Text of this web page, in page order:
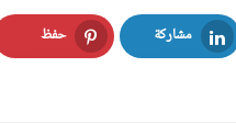
مشاركة
LinkedIn
حفظ
Pinterest